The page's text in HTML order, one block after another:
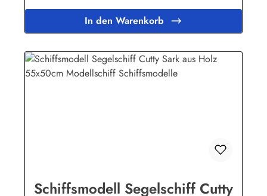
In den Warenkorb
Schiffsmodell Segelschiff Cutty